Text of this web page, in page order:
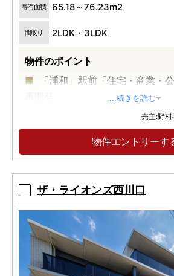
専有面積 65.18～76.23m2
間取り 2LDK・3LDK
物件のポイント
「浦和」駅前「住宅・商業・
地上27階建て、全525邸、免
ス。
開放的な眺望とこだわりを尽
...続きを読む
売主:野
物件エントリーす
ザ・ライオンズ西川口